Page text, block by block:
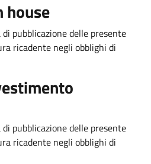
pubblicazione delle presente
ricadente negli obblighi di
pubblicazione delle presente
ricadente negli obblighi di